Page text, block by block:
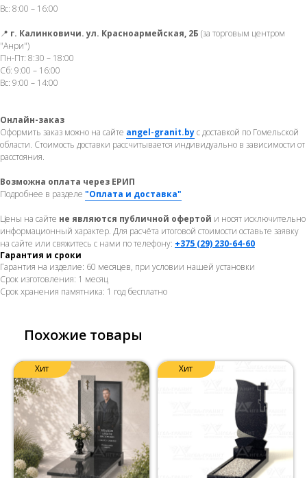
Вс: 8:00 – 16:00
📍 г. Калинковичи. ул. Красноармейская, 2Б (за торговым центром
"Анри")
Пн-Пт: 8:30 – 18:00
Сб: 9:00 – 16:00
Вс: 9:00 – 14:00
Онлайн-заказ
Оформить заказ можно на сайте angel-granit.byс доставкой по Гомельской
области. Стоимость доставки рассчитывается индивидуально в зависимости от
расстояния.
Возможна оплата через ЕРИП
Подробнее в разделе "Оплата и доставка"
Цены на сайте не являются публичной офертой и носят исключительно
информационный характер. Для расчёта итоговой стоимости оставьте заявку
на сайте или свяжитесь с нами по телефону: +375 (29) 230-64-60
Гарантия и сроки
Гарантия на изделие: 60 месяцев, при условии нашей установки
Срок изготовления: 1 месяц
Срок хранения памятника: 1 год бесплатно
Похожие товары
Хит Хит